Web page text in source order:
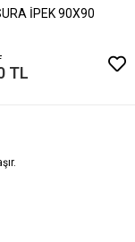
İPEK 90X90
TL